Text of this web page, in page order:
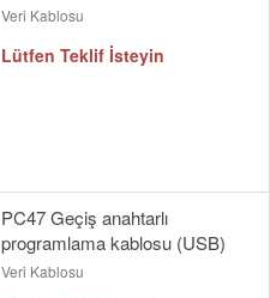
Veri Kablosu
Lütfen Teklif İsteyin
PC47 Geçiş anahtarlı
programlama kablosu (USB)
Veri Kablosu